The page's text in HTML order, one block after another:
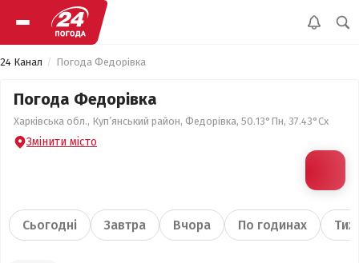
24 Канал Погода Федорівка
Погода Федорівка
Харківська обл., Куп’янський район, Федорівка, 50.13°Пн, 37.43°Сх
Змінити місто
Сьогодні Завтра Вчора По годинах